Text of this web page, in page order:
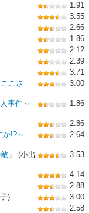
1.91
3.55
2.66
1.86
2.12
2.39
3.71
こさ
3.00
事件～
1.86
2.86
か!?～
2.64
」
(小出
3.53
4.14
2.88
)
3.00
2.58